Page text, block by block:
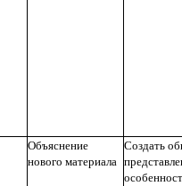
Объяснение
нового материала
Создать